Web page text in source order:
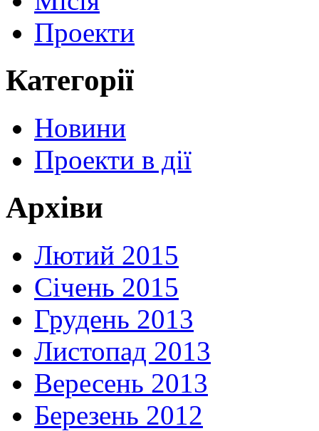
Проекти
Категорії
Новини
Проекти в дії
Архіви
Лютий 2015
Січень 2015
Грудень 2013
Листопад 2013
Вересень 2013
Березень 2012